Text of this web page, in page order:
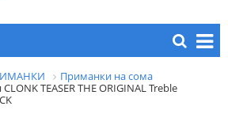
Приманки на сома
TEASER THE ORIGINAL Treble